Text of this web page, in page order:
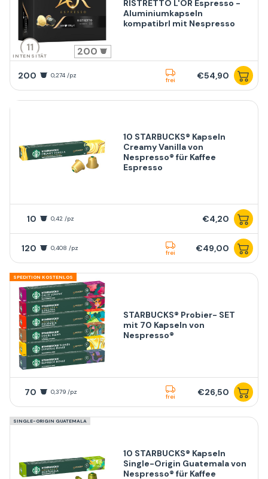
11
INTENSITÄT 200
RISTRETTO L'OR Espresso -
Aluminiumkapseln
kompatibrl mit Nespresso
200 0,274 /pz
frei €54,90
10 STARBUCKS® Kapseln
Creamy Vanilla von
Nespresso® für Kaffee
Espresso
10 0,42 /pz €4,20
120 0,408 /pz
frei €49,00
SPEDITION KOSTENLOS
STARBUCKS® Probier- SET
mit 70 Kapseln von
Nespresso®
70 0,379 /pz
frei €26,50
SINGLE-ORIGIN GUATEMALA
10 STARBUCKS® Kapseln
Single-Origin Guatemala von
Nespresso® für Kaffee